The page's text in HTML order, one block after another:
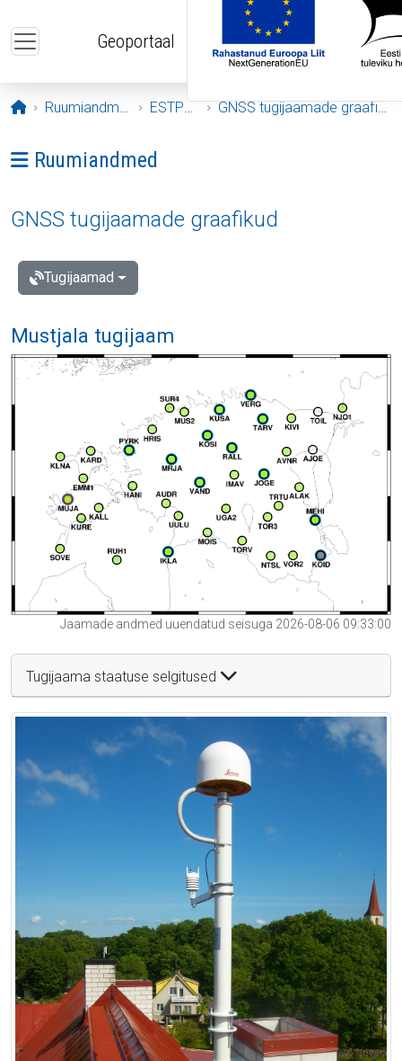
Geoportaal
Avaleht
Ruumiandmed ESTPOS GNSS tugijaamade graafikud
Ava menüü: Ruumiandmed
Ruumiandmed
GNSS tugijaamade graafikud
Tugijaamad
Mustjala tugijaam
Jaamade andmed uuendatud seisuga 2026-08-06 09:33:00
Tugijaama staatuse selgitused